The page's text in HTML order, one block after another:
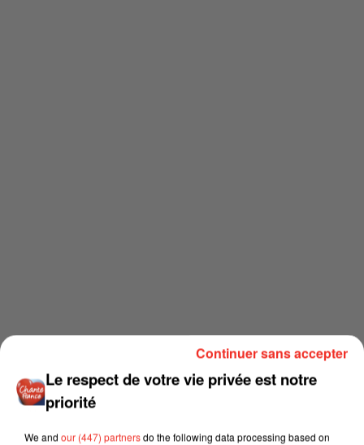
Le respect de votre vie privée est notre
priorité
We and our (447) partnersdo the following data processing based on
Continuer sans accepter